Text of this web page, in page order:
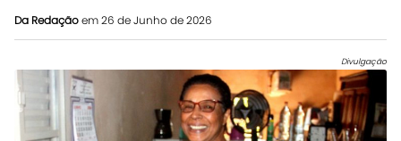
Da Redaçãoem 26 de Junho de 2026
Divulgação